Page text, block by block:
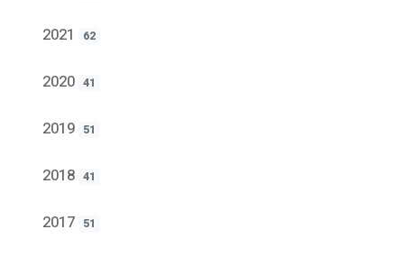
2021 62
2020 41
2019 51
2018 41
2017 51